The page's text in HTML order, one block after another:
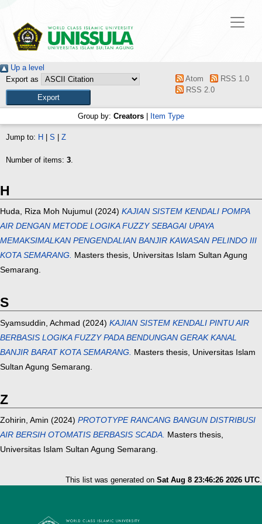
Up a level
Export as
Atom
RSS 1.0
RSS 2.0
Group by: Creators Item Type
Jump to: H S Z
Number of items: 3.
H
Huda, Riza Moh Nujumul (2024) KAJIAN SISTEM KENDALI POMPA
AIR DENGAN METODE LOGIKA FUZZY SEBAGAI UPAYA
MEMAKSIMALKAN PENGENDALIAN BANJIR KAWASAN PELINDO III
KOTA SEMARANG. Masters thesis, Universitas Islam Sultan Agung
Semarang.
S
Syamsuddin, Achmad (2024) KAJIAN SISTEM KENDALI PINTU AIR
BERBASIS LOGIKA FUZZY PADA BENDUNGAN GERAK KANAL
BANJIR BARAT KOTA SEMARANG. Masters thesis, Universitas Islam
Sultan Agung Semarang.
Z
Zohirin, Amin (2024) PROTOTYPE RANCANG BANGUN DISTRIBUSI
AIR BERSIH OTOMATIS BERBASIS SCADA. Masters thesis,
Universitas Islam Sultan Agung Semarang.
This list was generated on Sat Aug 8 23:46:26 2026 UTC.